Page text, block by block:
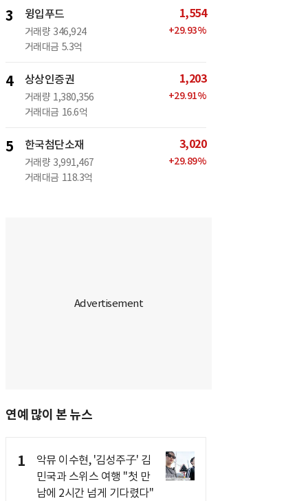
3 윙입푸드
거래량 346,924
거래대금 5.3억
1,554
+29.93%
4 상상인증권
거래량 1,380,356
거래대금 16.6억
1,203
+29.91%
5 한국첨단소재
거래량 3,991,467
거래대금 118.3억
3,020
+29.89%
연예 많이 본 뉴스
1
악뮤 이수현, '김성주子' 김
민국과 스위스 여행 "첫 만
남에 2시간 넘게 기다렸다"